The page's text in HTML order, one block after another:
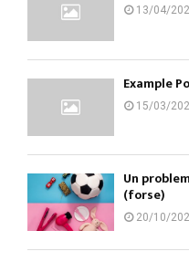
13/04/
Example
15/03/
Un
(forse)
20/10/